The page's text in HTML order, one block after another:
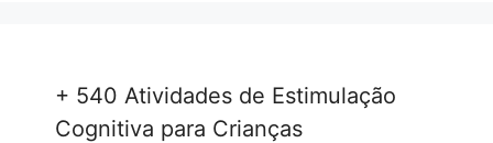
+ 540 Atividades de Estimulação
Cognitiva para Crianças